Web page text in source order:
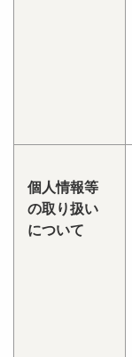
個人情報等
の取り扱い
について